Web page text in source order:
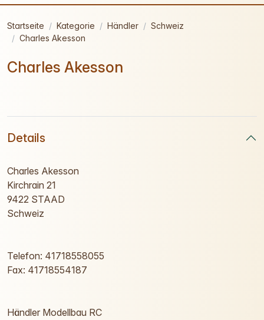
Startseite Kategorie Händler
Schweiz
Charles Akesson
Charles Akesson
Details
Charles Akesson
Kirchrain 21
9422 STAAD
Schweiz
Telefon: 41718558055
Fax: 41718554187
Händler Modellbau RC